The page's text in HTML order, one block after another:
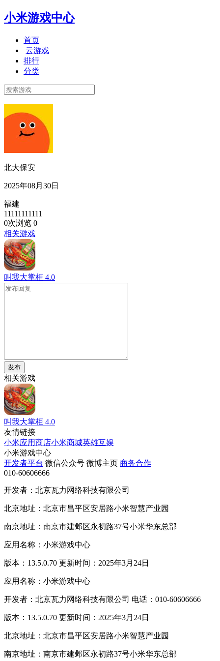
小米游戏中心
首页
云游戏
排行
分类
北大保安
2025年08月30日
福建
11111111111
0次浏览 0
相关游戏
叫我大掌柜 4.0
发布
相关游戏
叫我大掌柜 4.0
友情链接
小米应用商店小米商城英雄互娱
小米游戏中心
开发者平台 微信公众号 微博主页 商务合作
010-60606666
开发者：北京瓦力网络科技有限公司
北京地址：北京市昌平区安居路小米智慧产业园
南京地址：南京市建邺区永初路37号小米华东总部
应用名称：小米游戏中心
版本：13.5.0.70 更新时间：2025年3月24日
应用名称：小米游戏中心
开发者：北京瓦力网络科技有限公司 电话：010-60606666
版本：13.5.0.70 更新时间：2025年3月24日
北京地址：北京市昌平区安居路小米智慧产业园
南京地址：南京市建邺区永初路37号小米华东总部